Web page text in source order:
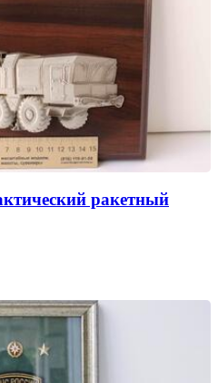
ракетный